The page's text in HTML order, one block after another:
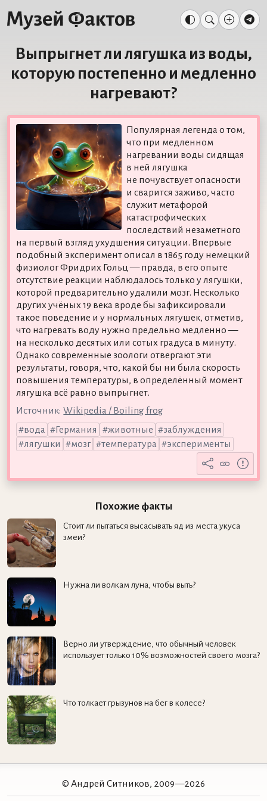
Выпрыгнет ли лягушка из воды,
которую постепенно и медленно
нагревают?
Популярная легенда о том,
что при медленном
нагревании воды сидящая
в ней лягушка
не почувствует опасности
и сварится заживо, часто
служит метафорой
катастрофических
последствий незаметного
на первый взгляд ухудшения ситуации. Впервые
подобный эксперимент описал в 1865 году немецкий
физиолог Фридрих Гольц — правда, в его опыте
отсутствие реакции наблюдалось только у лягушки,
которой предварительно удалили мозг. Несколько
других учёных 19 века вроде бы зафиксировали
такое поведение и у нормальных лягушек, отметив,
что нагревать воду нужно предельно медленно —
на несколько десятых или сотых градуса в минуту.
Однако современные зоологи отвергают эти
результаты, говоря, что, какой бы ни была скорость
повышения температуры, в определённый момент
лягушка всё равно выпрыгнет.
Источник: Wikipedia / Boiling frog
вода
Германия животные
заблуждения
лягушки
мозг температура эксперименты
Похожие факты
Стоит ли пытаться высасывать яд из места укуса
змеи?
Нужна ли волкам луна, чтобы выть?
Верно ли утверждение, что обычный человек
использует только 10% возможностей своего мозга?
Что толкает грызунов на бег в колесе?
© Андрей Ситников, 2009—2026